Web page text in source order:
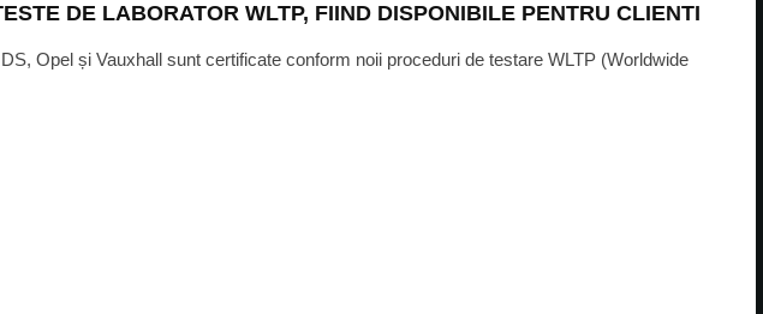
DE LABORATOR WLTP, FIIND DISPONIBILE PENTRU CLIENTI
Opel și Vauxhall sunt certificate conform noii proceduri de testare WLTP (Worldwide